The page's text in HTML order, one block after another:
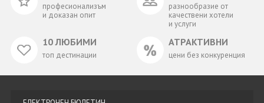
професионализъм
и доказан опит
разнообразие от
качествени хотели
и услуги
10 ЛЮБИМИ
топ дестинации
АТРАКТИВНИ
цени без конкуренция